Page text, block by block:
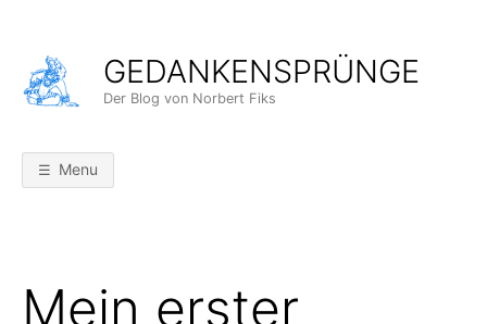
content
GEDANKENSPRÜNGE
Der Blog von Norbert Fiks
Menu
Mein erster